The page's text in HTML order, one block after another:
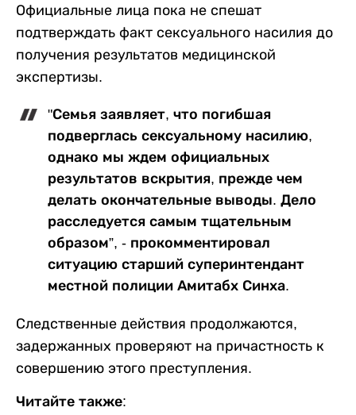
Официальные лица пока не спешат
подтверждать факт сексуального насилия до
получения результатов медицинской
экспертизы.
"Семья заявляет, что погибшая
подверглась сексуальному насилию,
однако мы ждем официальных
результатов вскрытия, прежде чем
делать окончательные выводы. Дело
расследуется самым тщательным
образом”, - прокомментировал
ситуацию старший суперинтендант
местной полиции Амитабх Синха.
Следственные действия продолжаются,
задержанных проверяют на причастность к
совершению этого преступления.
Читайте также: